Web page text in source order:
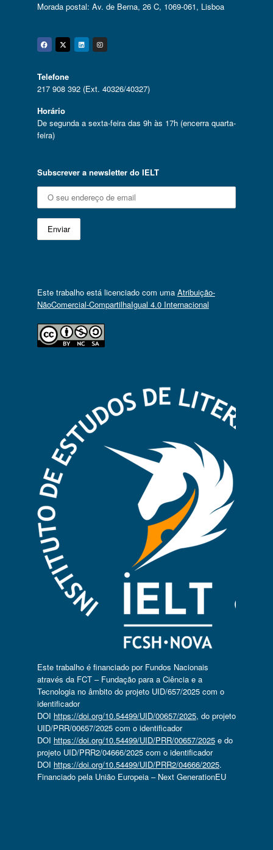
Morada postal: Av. de Berna, 26 C, 1069-061, Lisboa
Facebook
Twitter
Linkedin
Instagram
Telefone
217 908 392 (Ext. 40326/40327)
Horário
De segunda a sexta-feira das 9h às 17h (encerra quarta-
feira)
Subscrever a newsletter do IELT
Este trabalho está licenciado com uma Atribuição-
NãoComercial-CompartilhaIgual 4.0 Internacional
Este trabalho é financiado por Fundos Nacionais
através da FCT – Fundação para a Ciência e a
Tecnologia no âmbito do projeto UID/657/2025 com o
identificador
DOI https://doi.org/10.54499/UID/00657/2025, do projeto
UID/PRR/00657/2025 com o identificador
DOI https://doi.org/10.54499/UID/PRR/00657/2025e do
projeto UID/PRR2/04666/2025 com o identificador
DOI https://doi.org/10.54499/UID/PRR2/04666/2025.
Financiado pela União Europeia – Next GenerationEU